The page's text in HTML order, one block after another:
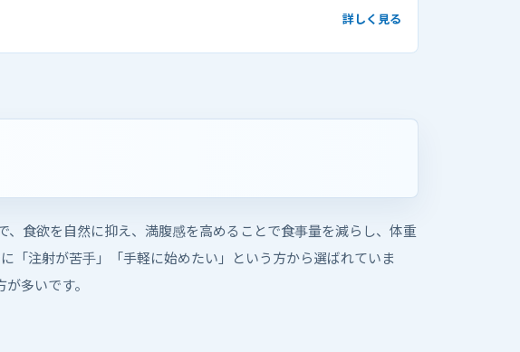
詳しく見る
食欲を自然に抑え、満腹感を高めることで食事量を減らし、体重
「注射が苦手」「手軽に始めたい」という方から選ばれていま
多いです。